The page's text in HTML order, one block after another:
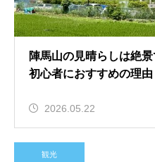
陣馬山の見晴らしは絶
初心者におすすめの理由
2026.05.22
観光